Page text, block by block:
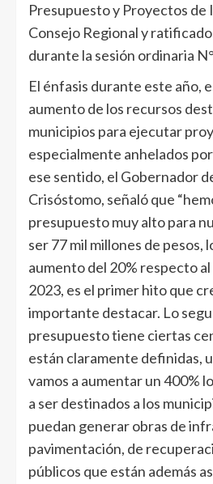
Presupuesto y Proyectos de
Consejo Regional y
durante la sesión ordinaria
El énfasis durante este año,
aumento de los recursos
municipios para ejecutar
especialmente anhelados
ese sentido, el Gobernador
Crisóstomo, señaló que
presupuesto muy alto para
ser 77 mil millones de pesos,
aumento del 20% respecto
2023, es el primer hito que
importante destacar. Lo
presupuesto tiene ciertas
están claramente definidas,
vamos a aumentar un 400%
a ser destinados a los
puedan generar obras de
pavimentación, de
públicos que están además